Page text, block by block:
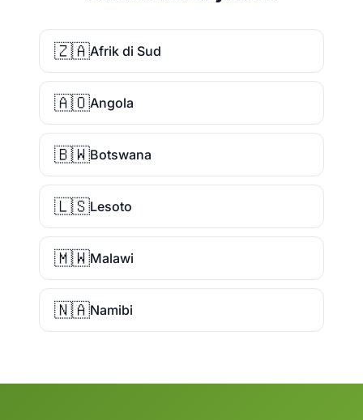
🇿🇦Afrik di Sud
🇦🇴Angola
🇧🇼Botswana
🇱🇸Lesoto
🇲🇼Malawi
🇳🇦Namibi